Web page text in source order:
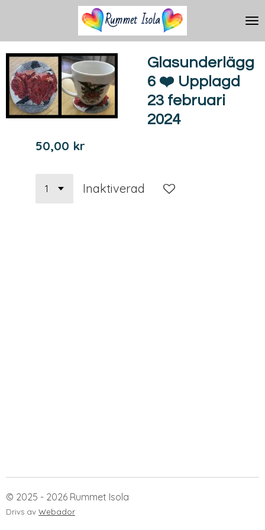
huvudinnehållet
Glasunderlägg
6 ❤️ Upplagd
23 februari
2024
50,00 kr
Inaktiverad
© 2025 - 2026 Rummet Isola
Drivs av Webador